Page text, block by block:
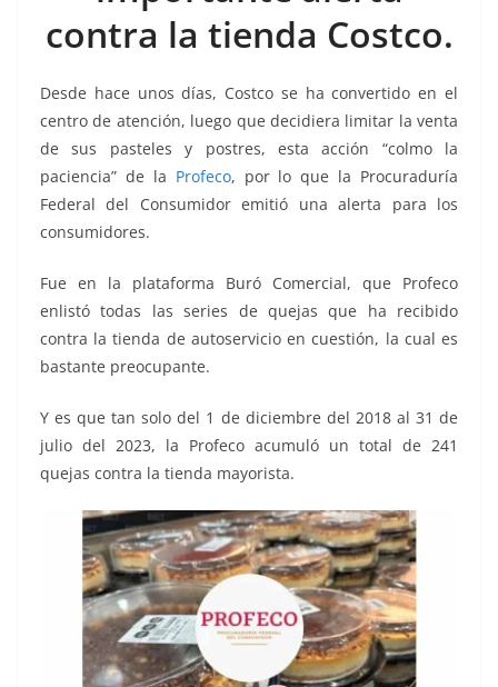
k
contra la tienda Costco.
Desde hace unos días, Costco se ha convertido en el
centro de atención, luego que decidiera limitar la venta
de sus pasteles y postres, esta acción “colmo la
paciencia” de la Profeco, por lo que la Procuraduría
Federal del Consumidor emitió una alerta para los
consumidores.
Fue en la plataforma Buró Comercial, que Profeco
enlistó todas las series de quejas que ha recibido
contra la tienda de autoservicio en cuestión, la cual es
bastante preocupante.
Y es que tan solo del 1 de diciembre del 2018 al 31 de
julio del 2023, la Profeco acumuló un total de 241
quejas contra la tienda mayorista.